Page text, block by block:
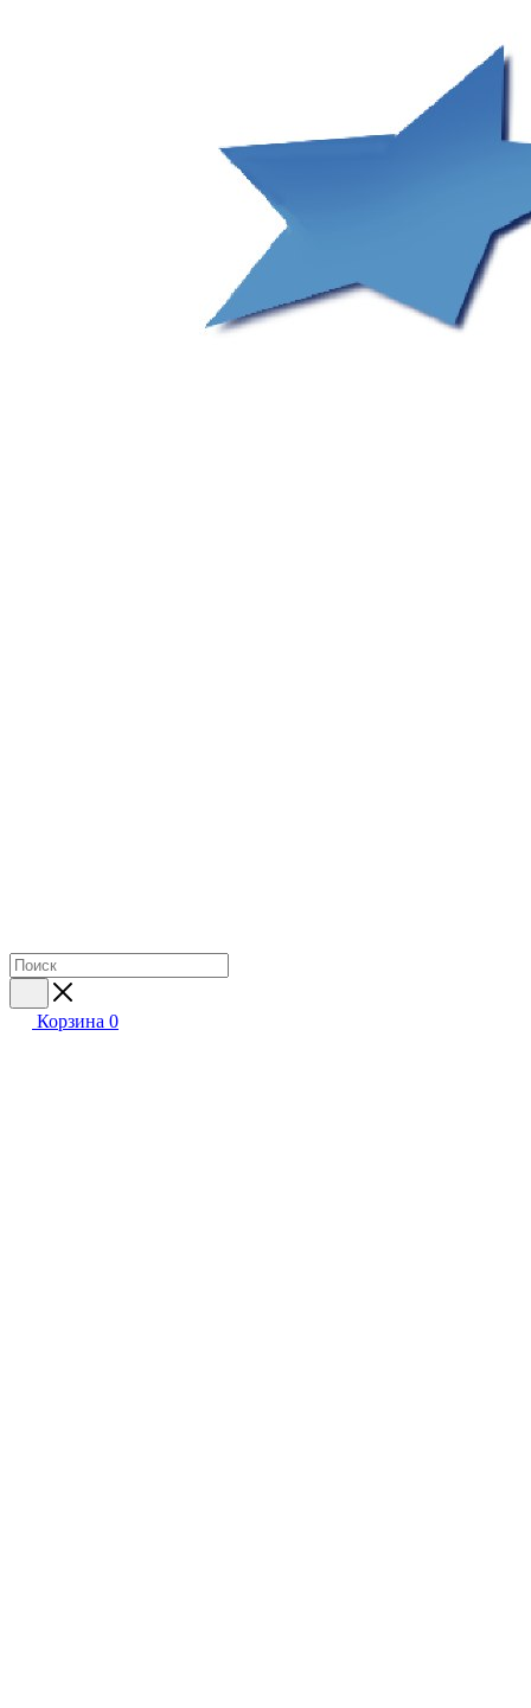
Корзина 0